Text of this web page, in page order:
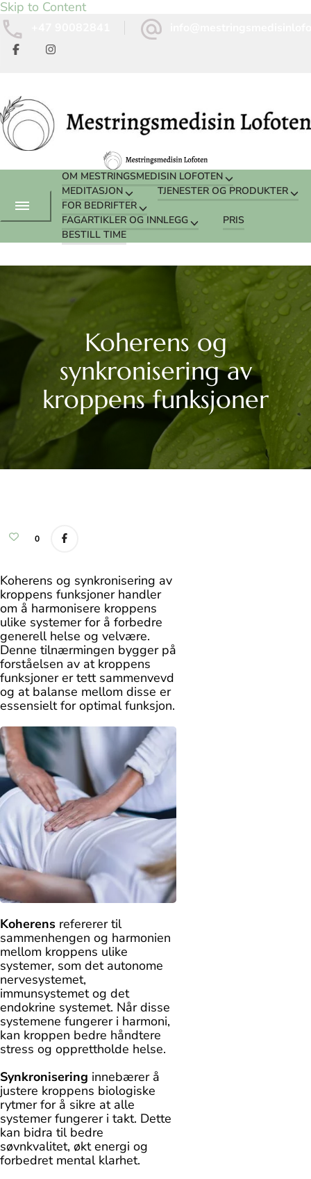
Skip to Content
OM MESTRINGSMEDISIN LOFOTEN
MEDITASJON
TJENESTER OG PRODUKTER
FOR BEDRIFTER
FAGARTIKLER OG INNLEGG
PRIS
BESTILL TIME
Koherens og
synkronisering av
kroppens funksjoner
0
Koherens og synkronisering av
kroppens funksjoner handler
om å harmonisere kroppens
ulike systemer for å forbedre
generell helse og velvære.
Denne tilnærmingen bygger på
forståelsen av at kroppens
funksjoner er tett sammenvevd
og at balanse mellom disse er
essensielt for optimal funksjon.
Koherens refererer til
sammenhengen og harmonien
mellom kroppens ulike
systemer, som det autonome
nervesystemet,
immunsystemet og det
endokrine systemet. Når disse
systemene fungerer i harmoni,
kan kroppen bedre håndtere
stress og opprettholde helse.
Synkronisering innebærer å
justere kroppens biologiske
rytmer for å sikre at alle
systemer fungerer i takt. Dette
kan bidra til bedre
søvnkvalitet, økt energi og
forbedret mental klarhet.